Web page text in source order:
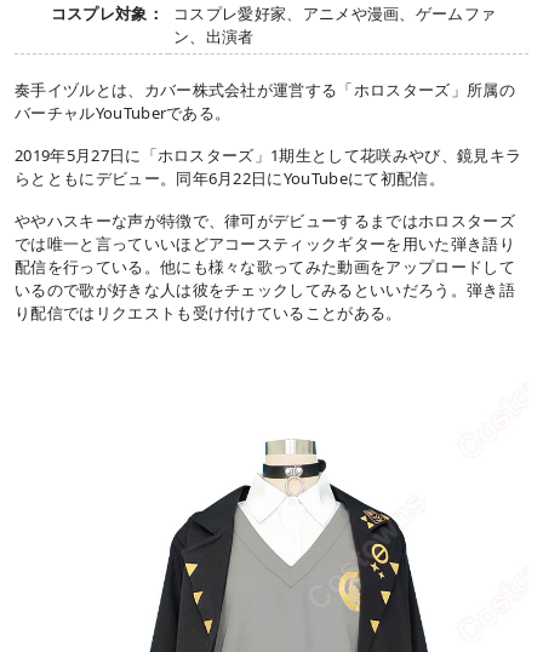
コスプレ対象：
コスプレ愛好家、アニメや漫画、ゲームファ
ン、出演者
奏手イヅルとは、カバー株式会社が運営する「ホロスターズ」所属の
バーチャルYouTuberである。
2019年5月27日に「ホロスターズ」1期生として花咲みやび、鏡見キラ
らとともにデビュー。同年6月22日にYouTubeにて初配信。
ややハスキーな声が特徴で、律可がデビューするまではホロスターズ
では唯一と言っていいほどアコースティックギターを用いた弾き語り
配信を行っている。他にも様々な歌ってみた動画をアップロードして
いるので歌が好きな人は彼をチェックしてみるといいだろう。弾き語
り配信ではリクエストも受け付けていることがある。